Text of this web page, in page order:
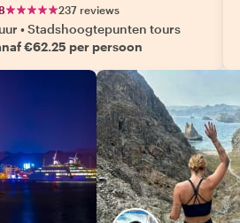
237 reviews
•Stadshoogtepunten tours
€62.25 per persoon